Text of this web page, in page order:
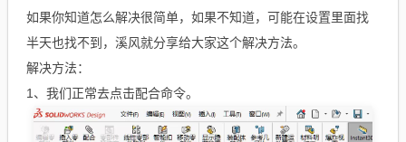
如果你知道怎么解决很简单，如果不知道，可能在设置里面找
半天也找不到，溪风就分享给大家这个解决方法。
解决方法：
1、我们正常去点击配合命令。